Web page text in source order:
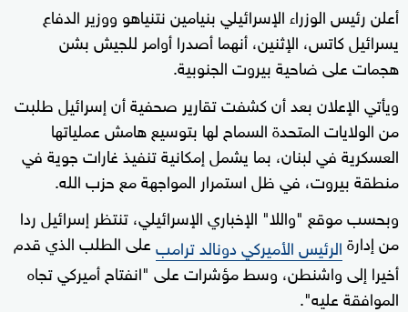
أعلن رئيس الوزراء الإسرائيلي بنيامين نتنياهو ووزير الدفاع
يسرائيل كاتس، الإثنين، أنهما أصدرا أوامر للجيش بشن
هجمات على ضاحية بيروت الجنوبية.
ويأتي الإعلان بعد أن كشفت تقارير صحفية أن إسرائيل طلبت
من الولايات المتحدة السماح لها بتوسيع هامش عملياتها
العسكرية في لبنان، بما يشمل إمكانية تنفيذ غارات جوية في
منطقة بيروت، في ظل استمرار المواجهة مع حزب الله.
وبحسب موقع "واللا" الإخباري الإسرائيلي، تنتظر إسرائيل ردا
من إدارةالرئيس الأميركي دونالد ترامبعلى الطلب الذي قدم
أخيرا إلى واشنطن، وسط مؤشرات على "انفتاح أميركي تجاه
الموافقة عليه".